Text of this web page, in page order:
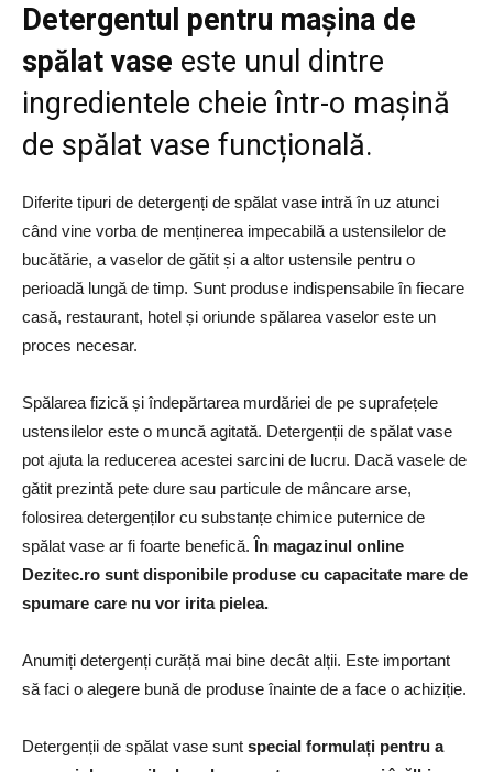
Detergentul pentru mașina de
spălat vase este unul dintre
ingredientele cheie într-o mașină
de spălat vase funcțională.
Diferite tipuri de detergenți de spălat vase intră în uz atunci
când vine vorba de menținerea impecabilă a ustensilelor de
bucătărie, a vaselor de gătit și a altor ustensile pentru o
perioadă lungă de timp. Sunt produse indispensabile în fiecare
casă, restaurant, hotel și oriunde spălarea vaselor este un
proces necesar.
Spălarea fizică și îndepărtarea murdăriei de pe suprafețele
ustensilelor este o muncă agitată. Detergenții de spălat vase
pot ajuta la reducerea acestei sarcini de lucru. Dacă vasele de
gătit prezintă pete dure sau particule de mâncare arse,
folosirea detergenților cu substanțe chimice puternice de
spălat vase ar fi foarte benefică. În magazinul online
Dezitec.ro sunt disponibile produse cu capacitate mare de
spumare care nu vor irita pielea.
Anumiți detergenți curăță mai bine decât alții. Este important
să faci o alegere bună de produse înainte de a face o achiziție.
Detergenții de spălat vase sunt special formulați pentru a